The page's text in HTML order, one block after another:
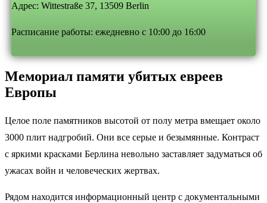
Адрес: Wittestraße 37, 13509 Berlin
Расписание работы: ежедневно с 10:00 до 16:00
Мемориал памяти убитых евреев
Европы
Целое поле памятников высотой от полу метра вмещает около
3000 плит надгробий. Они все серые и безымянные. Контраст
с яркими красками Берлина невольно заставляет задуматься об
ужасах войн и человеческих жертвах.
Рядом находится информационный центр с документальными